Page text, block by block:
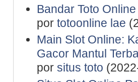
Bandar Toto
por totoonline lae
Main Slot Online:
Gacor Mantul
por situs toto